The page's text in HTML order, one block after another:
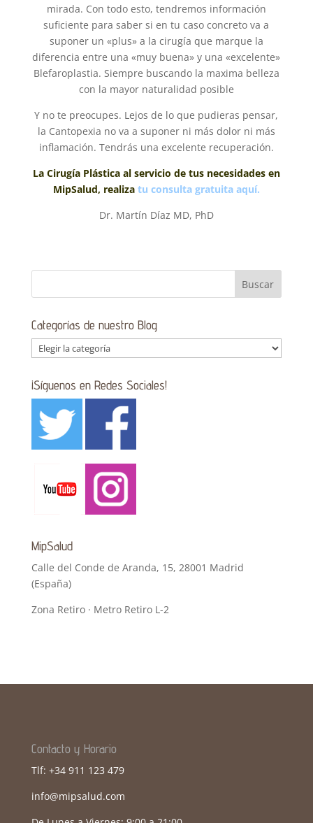
mirada. Con todo esto, tendremos información
suficiente para saber si en tu caso concreto va a
suponer un «plus» a la cirugía que marque la
diferencia entre una «muy buena» y una «excelente»
Blefaroplastia. Siempre buscando la maxima belleza
con la mayor naturalidad posible
Y no te preocupes. Lejos de lo que pudieras pensar,
la Cantopexia no va a suponer ni más dolor ni más
inflamación. Tendrás una excelente recuperación.
La Cirugía Plástica al servicio de tus necesidades en
MipSalud, realiza tu consulta gratuita aquí.
Dr. Martín Díaz MD, PhD
Categorías de nuestro Blog
Categorías
de
nuestro
Blog
¡Síguenos en Redes Sociales!
MipSalud
Calle del Conde de Aranda, 15, 28001 Madrid
(España)
Zona Retiro · Metro Retiro L-2
Contacto y Horario
Tlf: +34 911 123 479
info@mipsalud.com